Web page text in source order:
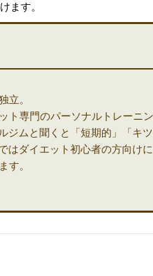
ます。
立。
ト専門のパーソナルトレーニ
ジムと聞くと「短期的」「キ
はダイエット初心者の方向け
す。